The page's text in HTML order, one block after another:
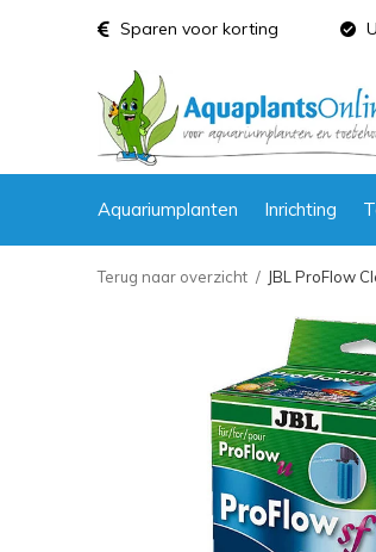
Aquariumplanten Inrichting
Sparen voor korting
Terug naar overzicht JBL ProFlow